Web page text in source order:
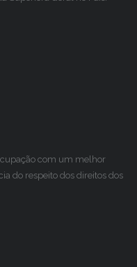
com um melhor
do respeito dos direitos dos